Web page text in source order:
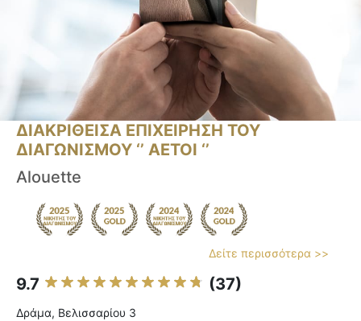
ΔΙΑΚΡΙΘΕΙΣΑ ΕΠΙΧΕΙΡΗΣΗ ΤΟΥ
ΔΙΑΓΩΝΙΣΜΟΥ ‘’ ΑΕΤΟΙ ‘’
Alouette
Δείτε περισσότερα >>
9.7 (37)
Δράμα, Βελισσαρίου 3